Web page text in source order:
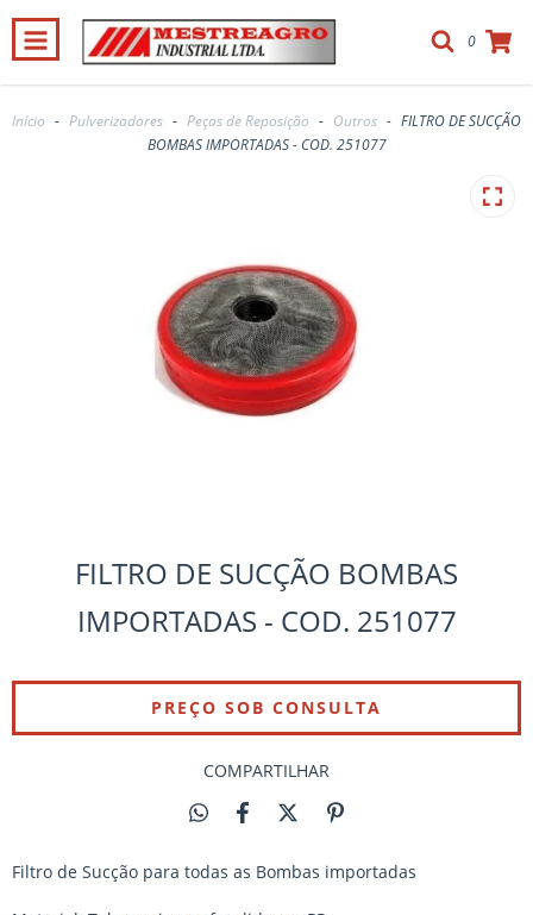
0
Início - Pulverizadores - Peças de Reposição - Outros - FILTRO DE SUCÇÃO
BOMBAS IMPORTADAS - COD. 251077
FILTRO DE SUCÇÃO BOMBAS
IMPORTADAS - COD. 251077
COMPARTILHAR
Filtro de Sucção para todas as Bombas importadas